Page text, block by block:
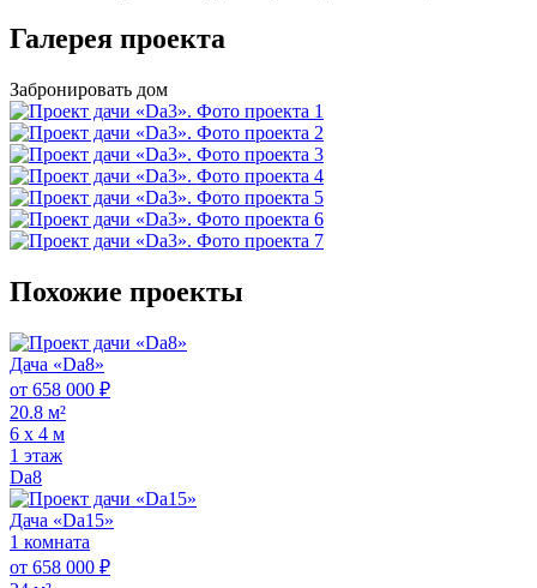
Галерея проекта
Забронировать дом
Похожие проекты
Дача «Da8»
от 658 000 ₽
20.8 м²
6 х 4 м
1 этаж
Da8
Дача «Da15»
1 комната
от 658 000 ₽